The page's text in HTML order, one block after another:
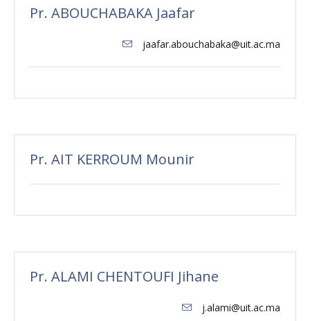
Pr. ABOUCHABAKA Jaafar
jaafar.abouchabaka@uit.ac.ma
Pr. AIT KERROUM Mounir
Pr. ALAMI CHENTOUFI Jihane
j.alami@uit.ac.ma